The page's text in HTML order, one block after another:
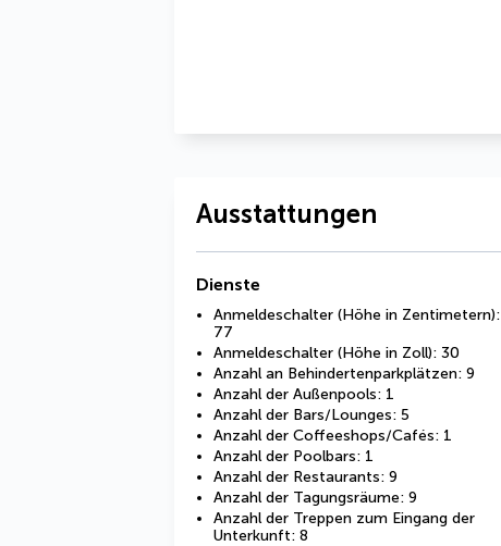
Ausstattungen
Dienste
Anmeldeschalter (Höhe in Zentimetern):
77
Anmeldeschalter (Höhe in Zoll): 30
Anzahl an Behindertenparkplätzen: 9
Anzahl der Außenpools: 1
Anzahl der Bars/Lounges: 5
Anzahl der Coffeeshops/Cafés: 1
Anzahl der Poolbars: 1
Anzahl der Restaurants: 9
Anzahl der Tagungsräume: 9
Anzahl der Treppen zum Eingang der
Unterkunft: 8